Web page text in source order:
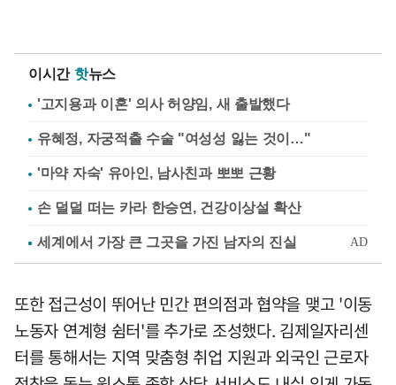
이시간 핫뉴스
'고지용과 이혼' 의사 허양임, 새 출발했다
유혜정, 자궁적출 수술 "여성성 잃는 것이…"
'마약 자숙' 유아인, 남사친과 뽀뽀 근황
손 덜덜 떠는 카라 한승연, 건강이상설 확산
또한 접근성이 뛰어난 민간 편의점과 협약을 맺고 '이동
노동자 연계형 쉼터'를 추가로 조성했다. 김제일자리센
터를 통해서는 지역 맞춤형 취업 지원과 외국인 근로자